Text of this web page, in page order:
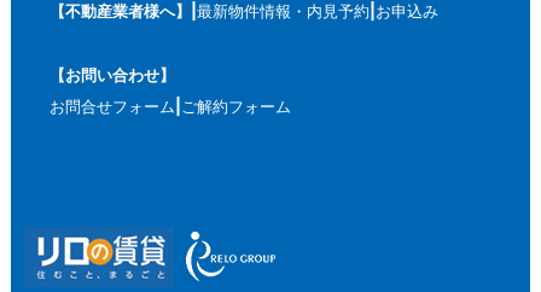
【不動産業者様へ】
最新物件情報・内見予約 お申込み
【お問い合わせ】
お問合せフォーム ご解約フォーム